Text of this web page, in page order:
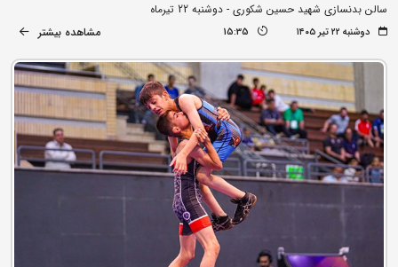
سالن بدنسازی شهید حسین شکوری - دوشنبه 22 تیرماه
دوشنبه ۲۲ تیر ۱۴۰۵ 15:35 مشاهده بیشتر